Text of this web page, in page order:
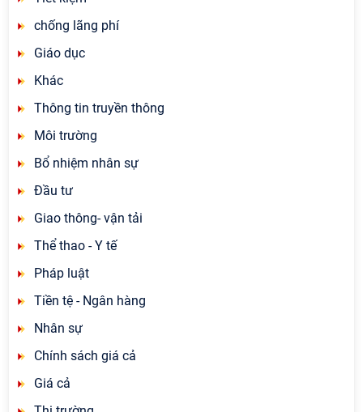
chống lãng phí
Giáo dục
Khác
Thông tin truyền thông
Môi trường
Bổ nhiệm nhân sự
Đầu tư
Giao thông- vận tải
Thể thao - Y tế
Pháp luật
Tiền tệ - Ngân hàng
Nhân sự
Chính sách giá cả
Giá cả